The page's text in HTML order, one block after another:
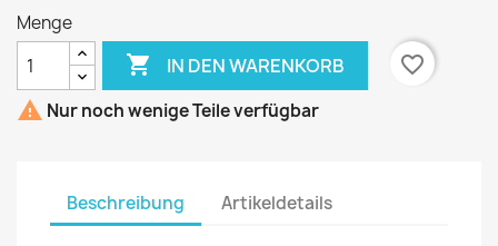
Menge
 IN DEN WARENKORB
favorite_border
 Nur noch wenige Teile verfügbar
Beschreibung Artikeldetails